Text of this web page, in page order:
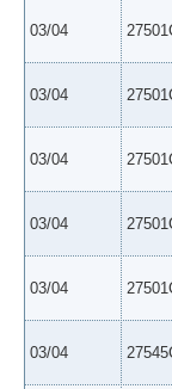
03/04
03/04
03/04
03/04
03/04
03/04